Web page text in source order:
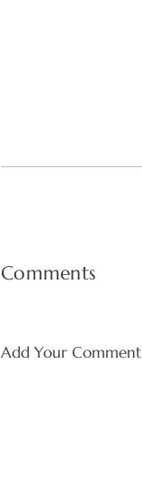
Comments
Add Your Comment